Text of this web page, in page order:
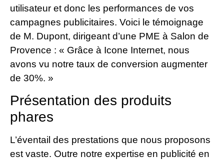
utilisateur et donc les performances de vos
campagnes publicitaires. Voici le témoignage
de M. Dupont, dirigeant d’une PME à Salon de
Provence : « Grâce à Icone Internet, nous
avons vu notre taux de conversion augmenter
de 30%. »
Présentation des produits
phares
L’éventail des prestations que nous proposons
est vaste. Outre notre expertise en publicité en